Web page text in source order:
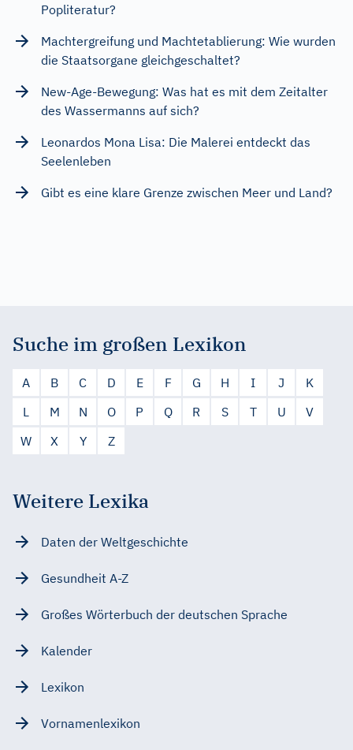
Popliteratur?
Machtergreifung und Machtetablierung: Wie wurden
die Staatsorgane gleichgeschaltet?
New-Age-Bewegung: Was hat es mit dem Zeitalter
des Wassermanns auf sich?
Leonardos Mona Lisa: Die Malerei entdeckt das
Seelenleben
Gibt es eine klare Grenze zwischen Meer und Land?
Suche im großen Lexikon
A B C D E F G H I J
K
L
M N O P Q R S T U
V
W
X Y Z
Weitere Lexika
Daten der Weltgeschichte
Gesundheit A-Z
Großes Wörterbuch der deutschen Sprache
Kalender
Lexikon
Vornamenlexikon